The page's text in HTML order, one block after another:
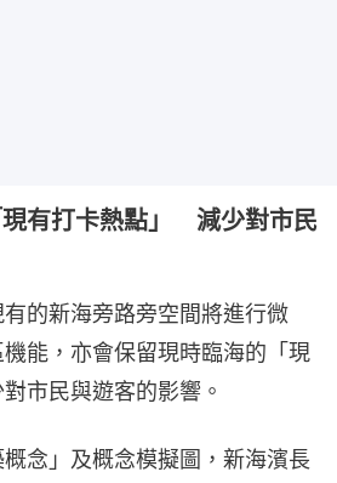
有打卡熱點」 減少對市民
的新海旁路旁空間將進行微
能，亦會保留現時臨海的「現
市民與遊客的影響。
念」及概念模擬圖，新海濱長